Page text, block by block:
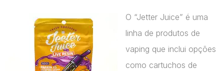
O “Jetter Juice” é uma
linha de produtos de
vaping que inclui opções
como cartuchos de